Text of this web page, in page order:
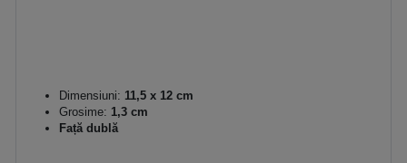
Dimensiuni: 11,5 x 12 cm
Grosime: 1,3 cm
Față dublă